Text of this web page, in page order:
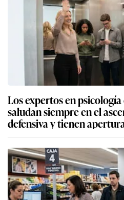
Los expertos en
saludan siempre en el
defensiva y tienen